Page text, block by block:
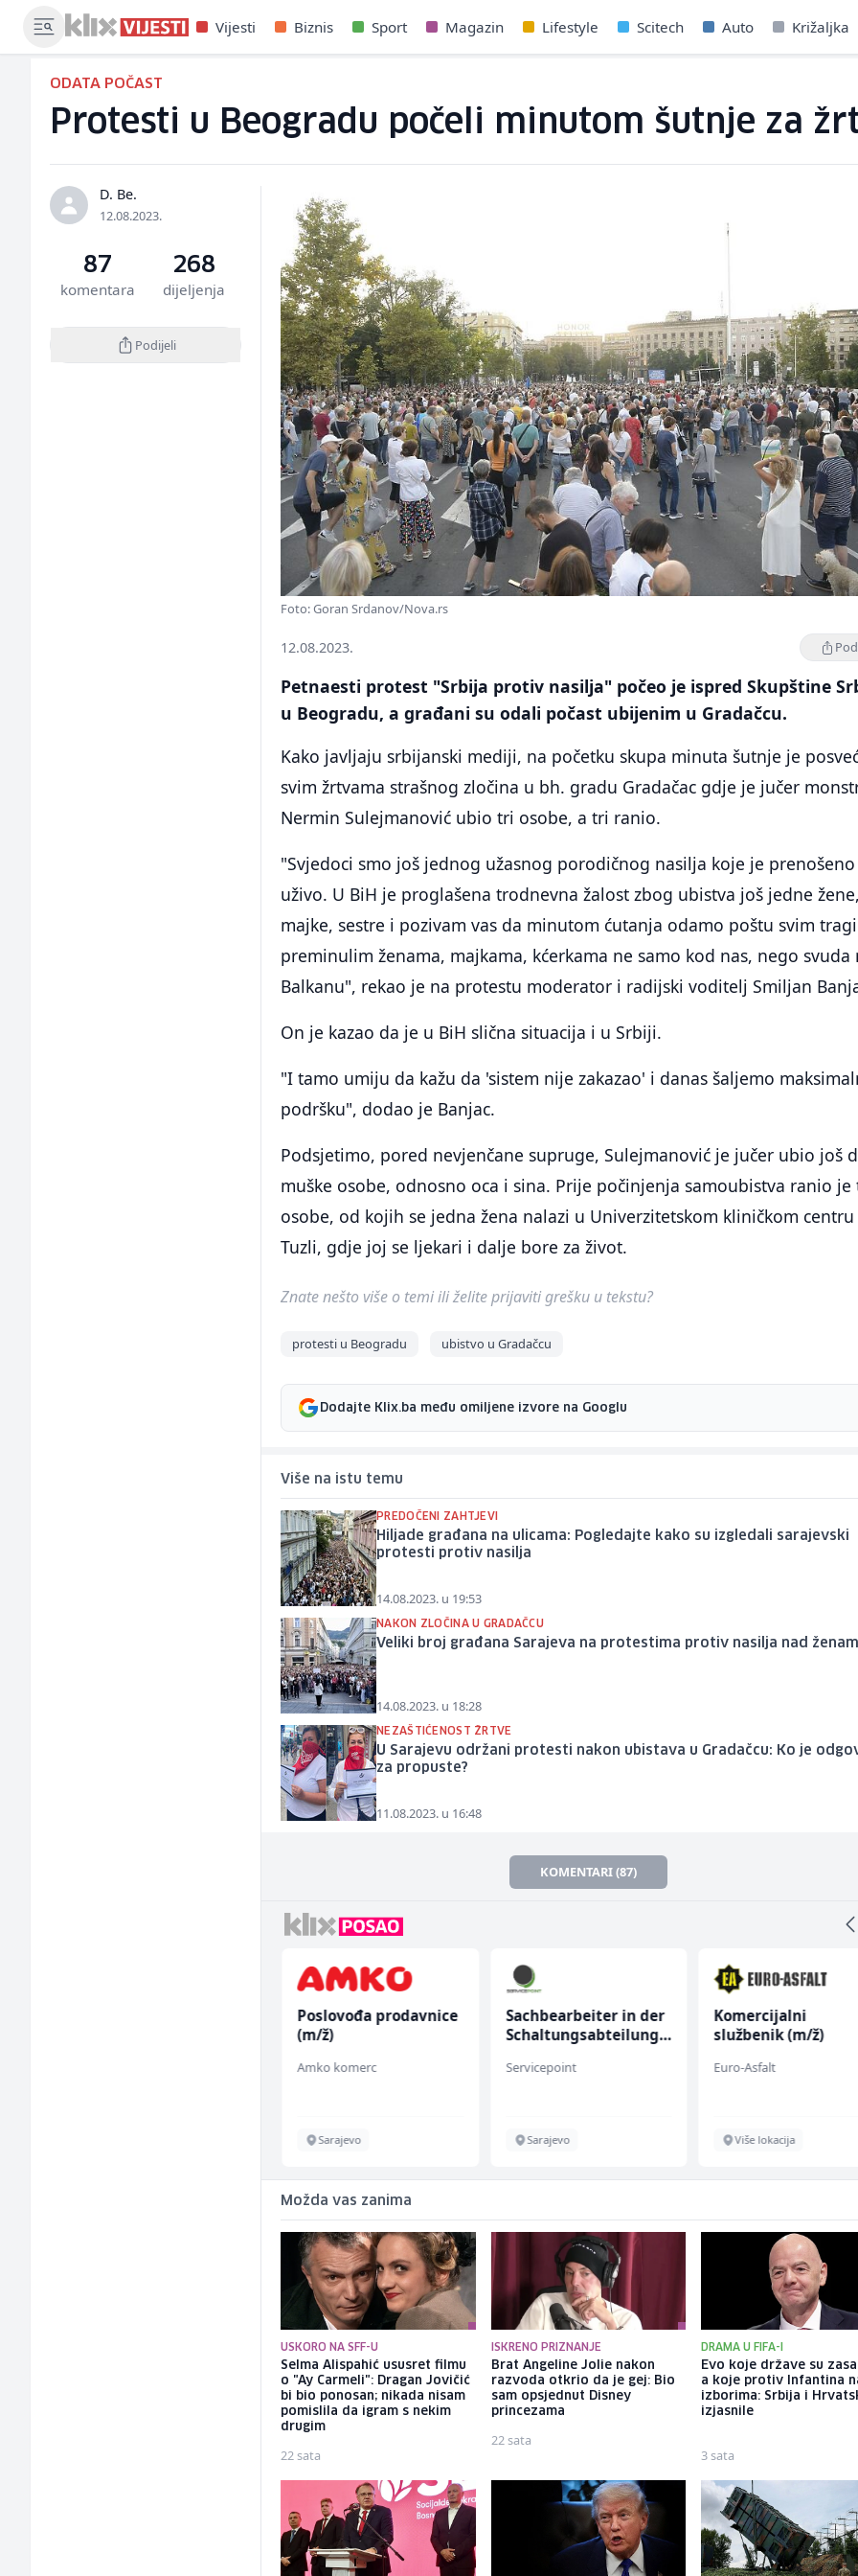
Vijesti Biznis Sport Magazin Lifestyle Scitech Auto Križaljka
ODATA POČAST
Protesti u Beogradu počeli minutom šutnje za
D. Be.
12.08.2023.
87
komentara
268
dijeljenja
Podijeli
Foto: Goran Srdanov/Nova.rs
12.08.2023.
Petnaesti protest "Srbija protiv nasilja" počeo je ispred Skupštine
u Beogradu, a građani su odali počast ubijenim u Gradačcu.
Kako javljaju srbijanski mediji, na početku skupa minuta šutnje je
svim žrtvama strašnog zločina u bh. gradu Gradačac gdje je jučer
Nermin Sulejmanović ubio tri osobe, a tri ranio.
"Svjedoci smo još jednog užasnog porodičnog nasilja koje je
uživo. U BiH je proglašena trodnevna žalost zbog ubistva još jedne
majke, sestre i pozivam vas da minutom ćutanja odamo poštu svim
preminulim ženama, majkama, kćerkama ne samo kod nas, nego svuda
Balkanu", rekao je na protestu moderator i radijski voditelj Smiljan
On je kazao da je u BiH slična situacija i u Srbiji.
"I tamo umiju da kažu da 'sistem nije zakazao' i danas šaljemo
podršku", dodao je Banjac.
Podsjetimo, pored nevjenčane supruge, Sulejmanović je jučer ubio još
muške osobe, odnosno oca i sina. Prije počinjenja samoubistva ranio je
osobe, od kojih se jedna žena nalazi u Univerzitetskom kliničkom
Tuzli, gdje joj se ljekari i dalje bore za život.
Znate nešto više o temi ili želite prijaviti grešku u tekstu?
protesti u Beogradu ubistvo u Gradačcu
Dodajte Klix.ba među omiljene izvore na Googlu
Više na istu temu
PREDOČENI ZAHTJEVI
Hiljade građana na ulicama: Pogledajte kako su izgledali sarajevski
protesti protiv nasilja
14.08.2023. u 19:53
NAKON ZLOČINA U GRADAČCU
Veliki broj građana Sarajeva na protestima protiv nasilja nad
14.08.2023. u 18:28
NEZAŠTIĆENOST ŽRTVE
U Sarajevu održani protesti nakon ubistava u Gradačcu: Ko je
za propuste?
11.08.2023. u 16:48
KOMENTARI (87)
Poslovođa prodavnice
(m/ž)
Amko komerc
Sarajevo
Sachbearbeiter in der
Schaltungsabteilung
Servicepoint
Sarajevo
Komercijalni
službenik (m/ž)
Euro-Asfalt
Više lokacija
Možda vas zanima
USKORO NA SFF-U
Selma Alispahić ususret filmu
o "Ay Carmeli": Dragan Jovičić
bi bio ponosan; nikada nisam
pomislila da igram s nekim
drugim
22 sata
ISKRENO PRIZNANJE
Brat Angeline Jolie nakon
razvoda otkrio da je gej: Bio
sam opsjednut Disney
princezama
22 sata
DRAMA U FIFA-I
Evo koje države su
a koje protiv Infantina
izborima: Srbija i
izjasnile
3 sata